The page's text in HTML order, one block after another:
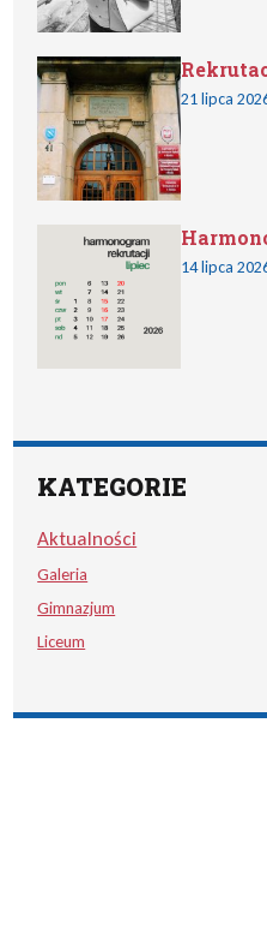
21 lipca
14 lipca
KATEGORIE
Aktualności
Galeria
Gimnazjum
Liceum